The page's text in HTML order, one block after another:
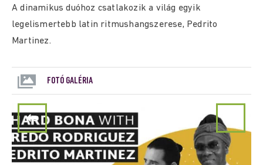
A dinamikus duóhoz csatlakozik a világ egyik
legelismertebb latin ritmushangszerese, Pedrito
Martinez.
FOTÓ GALÉRIA